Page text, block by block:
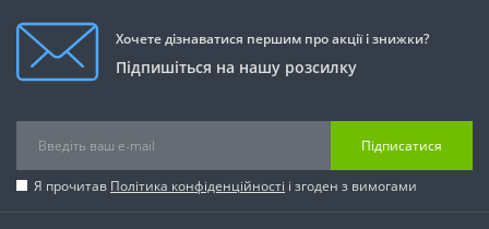
Хочете дізнаватися першим про акції і знижки?
Підпишіться на нашу розсилку
Підписатися
Я прочитав Політика конфіденційності і згоден з вимогами